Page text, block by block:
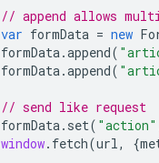
// append allows
var formData = new
formData.append(
formData.append(
// send like request
formData. set( "action"
window. fetch(url, {